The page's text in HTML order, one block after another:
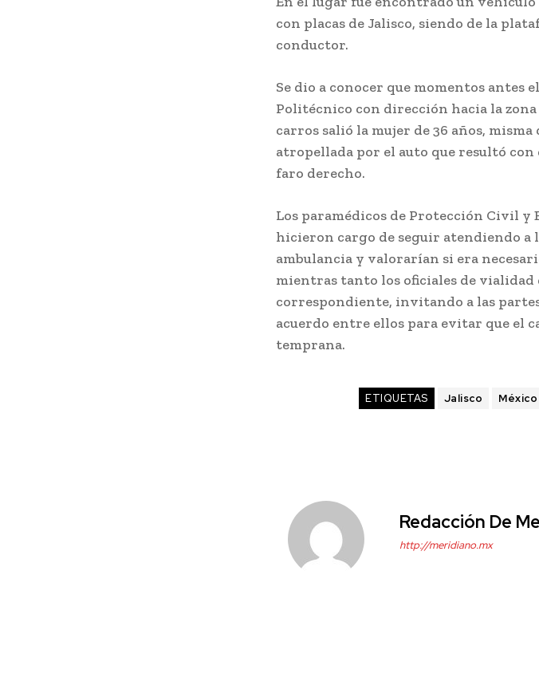
con placas de Jalisco, siendo de la
conductor.
Se dio a conocer que momentos antes
Politécnico con dirección hacia la
carros salió la mujer de 36 años,
atropellada por el auto que resultó con
faro derecho.
Los paramédicos de Protección Civil y
hicieron cargo de seguir atendiendo a
ambulancia y valorarían si era
mientras tanto los oficiales de
correspondiente, invitando a las
acuerdo entre ellos para evitar que el
temprana.
ETIQUETAS Jalisco México
Redacción De
http://meridiano.mx